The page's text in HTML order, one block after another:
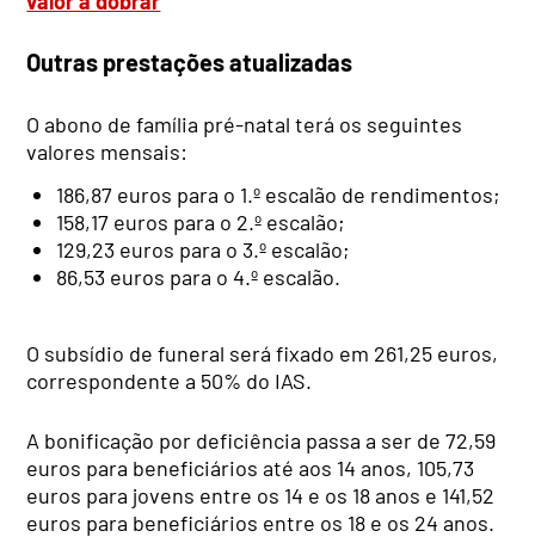
Outras prestações atualizadas
O abono de família pré-natal terá os seguintes
valores mensais:
186,87 euros para o 1.º escalão de rendimentos;
158,17 euros para o 2.º escalão;
129,23 euros para o 3.º escalão;
86,53 euros para o 4.º escalão.
O subsídio de funeral será fixado em 261,25 euros,
correspondente a 50% do IAS.
A bonificação por deficiência passa a ser de 72,59
euros para beneficiários até aos 14 anos, 105,73
euros para jovens entre os 14 e os 18 anos e 141,52
euros para beneficiários entre os 18 e os 24 anos.